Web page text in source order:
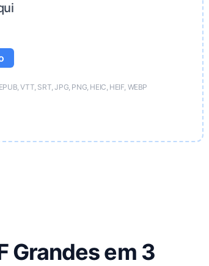
VTT, SRT, JPG, PNG, HEIC, HEIF, WEBP
Grandes em 3